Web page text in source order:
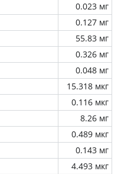
0.023 мг
0.127 мг
55.83 мг
0.326 мг
0.048 мг
15.318 мкг
0.116 мкг
8.26 мг
0.489 мкг
0.143 мг
4.493 мкг